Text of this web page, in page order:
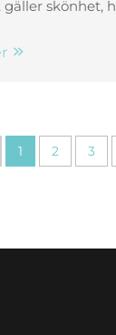
gäller skönhet,
– utforska
1 2 3